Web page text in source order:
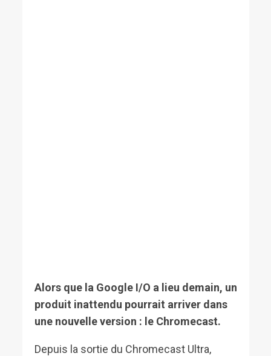
Alors que la Google I/O a lieu demain, un
produit inattendu pourrait arriver dans
une nouvelle version : le Chromecast.
Depuis la sortie du Chromecast Ultra,